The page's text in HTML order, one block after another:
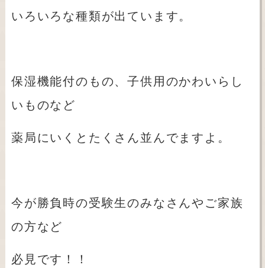
いろいろな種類が出ています。
保湿機能付のもの、子供用のかわいらし
いものなど
薬局にいくとたくさん並んでますよ。
今が勝負時の受験生のみなさんやご家族
の方など
必見です！！